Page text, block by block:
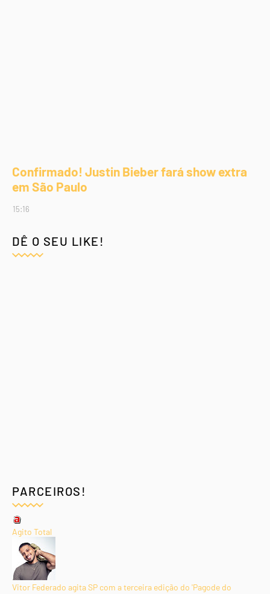
Confirmado! Justin Bieber fará show extra
em São Paulo
15:16
DÊ O SEU LIKE!
PARCEIROS!
Agito Total
Vitor Federado agita SP com a terceira edição do 'Pagode do